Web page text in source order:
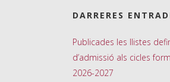
DARRERES
Publicades les llistes
d’admissió als cicles
2026-2027